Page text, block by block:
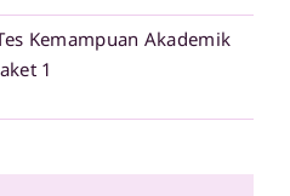
Kemampuan Akademik
1